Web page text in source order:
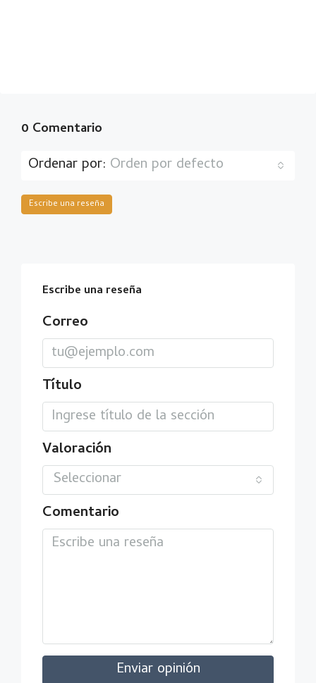
0 Comentario
Ordenar por: Orden por defecto
Escribe una reseña
Escribe una reseña
Correo
Título
Valoración
Seleccionar
Comentario
Enviar opinión